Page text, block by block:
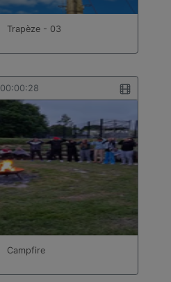
Trapèze - 03
00:00:28
Campfire